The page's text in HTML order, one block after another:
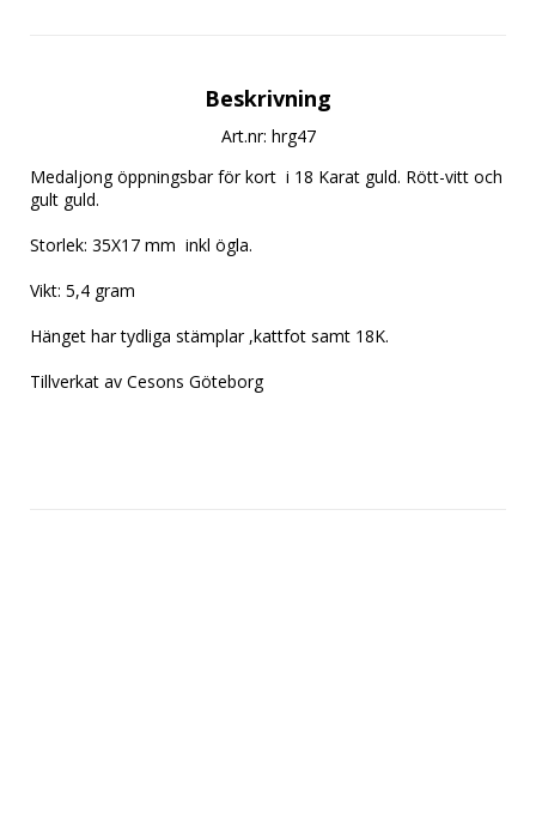
Beskrivning
Art.nr: hrg47
Medaljong öppningsbar för kort  i 18 Karat guld. Rött-vitt och
gult guld.
Storlek: 35X17 mm  inkl ögla.
Vikt: 5,4 gram
Hänget har tydliga stämplar ,kattfot samt 18K.
Tillverkat av Cesons Göteborg